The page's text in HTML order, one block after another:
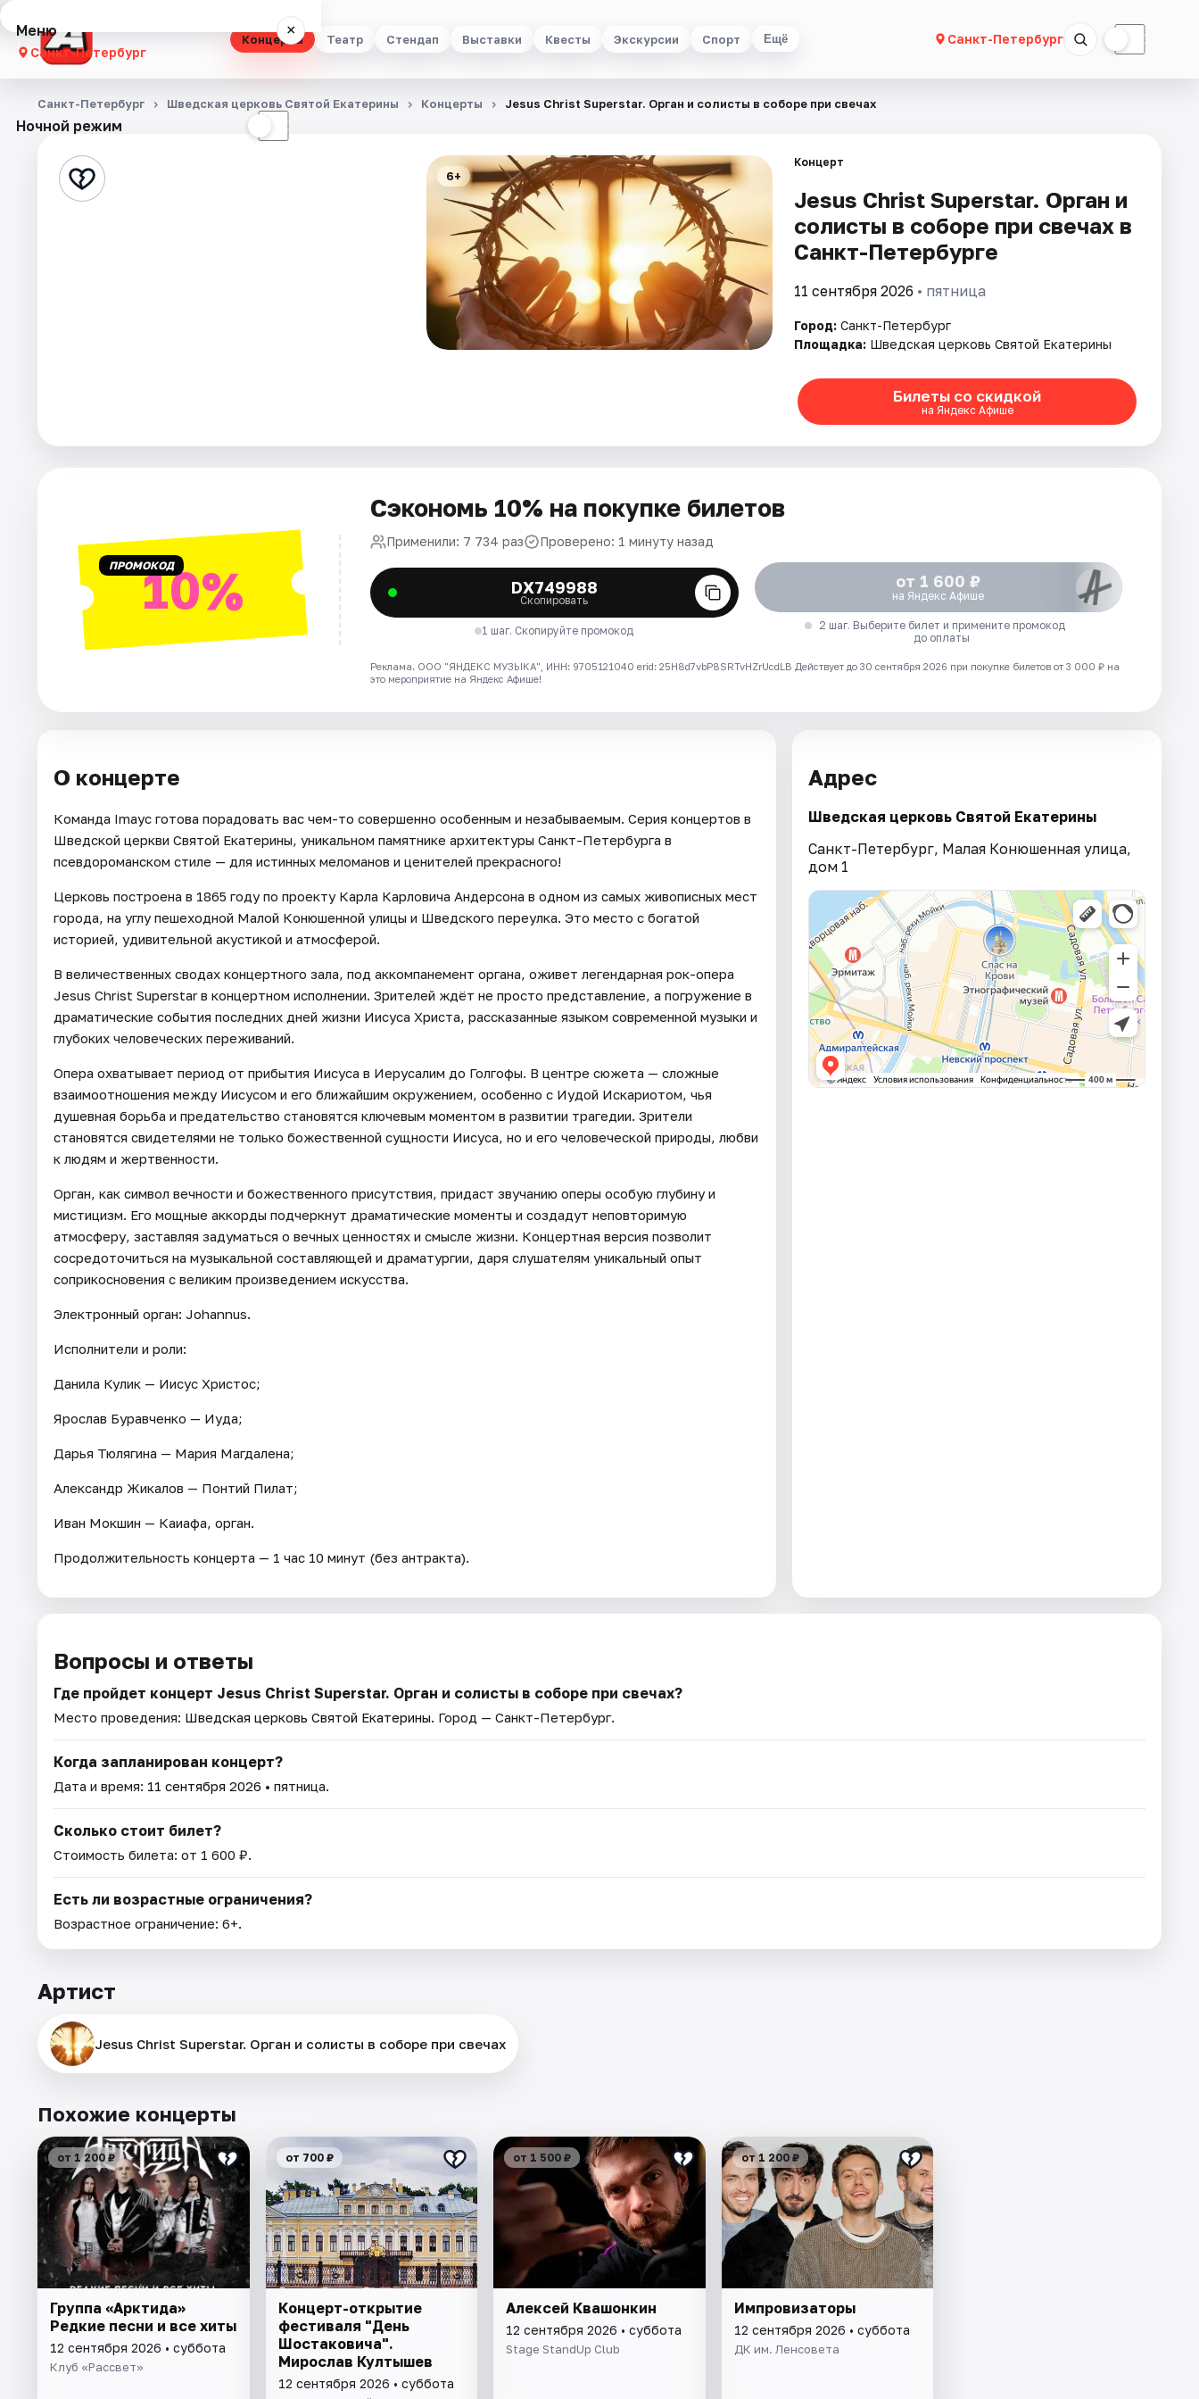
Концерты Театр Стендап Выставки Квесты Экскурсии Спорт Ещё Санкт-Петербург ☾
Меню ×
Санкт-Петербург
Концерты
Стендап
Города
Рейтинги
Ночной режим ☾
Санкт-Петербург Шведская церковь Святой Екатерины Концерты Jesus Christ Superstar. Орган и солисты в соборе при свечах
6+
Концерт
Jesus Christ Superstar. Орган и
солисты в соборе при свечах в
Санкт-Петербурге
11 сентября 2026 • пятница
Город: Санкт-Петербург
Площадка: Шведская церковь Святой Екатерины
Билеты со скидкой
на Яндекс Афише
ПРОМОКОД10%
Сэкономь 10% на покупке билетов
Применили: 7 734 раз Проверено: 1 минуту назад
DX749988
Скопировать
1 шаг. Скопируйте промокод
от 1 600 ₽
на Яндекс Афише
2 шаг. Выберите билет и примените промокод
до оплаты
Реклама. ООО "ЯНДЕКС МУЗЫКА", ИНН: 9705121040 erid: 25H8d7vbP8SRTvHZrUcdLB Действует до 30 сентября 2026 при покупке билетов от 3 000 ₽ на
это мероприятие на Яндекс Афише!
О концерте
Команда Imayc готова порадовать вас чем-то совершенно особенным и незабываемым. Серия концертов в
Шведской церкви Святой Екатерины, уникальном памятнике архитектуры Санкт-Петербурга в
псевдороманском стиле — для истинных меломанов и ценителей прекрасного!
Церковь построена в 1865 году по проекту Карла Карловича Андерсона в одном из самых живописных мест
города, на углу пешеходной Малой Конюшенной улицы и Шведского переулка. Это место с богатой
историей, удивительной акустикой и атмосферой.
В величественных сводах концертного зала, под аккомпанемент органа, оживет легендарная рок-опера
Jesus Christ Superstar в концертном исполнении. Зрителей ждёт не просто представление, а погружение в
драматические события последних дней жизни Иисуса Христа, рассказанные языком современной музыки и
глубоких человеческих переживаний.
Опера охватывает период от прибытия Иисуса в Иерусалим до Голгофы. В центре сюжета — сложные
взаимоотношения между Иисусом и его ближайшим окружением, особенно с Иудой Искариотом, чья
душевная борьба и предательство становятся ключевым моментом в развитии трагедии. Зрители
становятся свидетелями не только божественной сущности Иисуса, но и его человеческой природы, любви
к людям и жертвенности.
Орган, как символ вечности и божественного присутствия, придаст звучанию оперы особую глубину и
мистицизм. Его мощные аккорды подчеркнут драматические моменты и создадут неповторимую
атмосферу, заставляя задуматься о вечных ценностях и смысле жизни. Концертная версия позволит
сосредоточиться на музыкальной составляющей и драматургии, даря слушателям уникальный опыт
соприкосновения с великим произведением искусства.
Электронный орган: Johannus.
Исполнители и роли:
Данила Кулик — Иисус Христос;
Ярослав Буравченко — Иуда;
Дарья Тюлягина — Мария Магдалена;
Александр Жикалов — Понтий Пилат;
Иван Мокшин — Каиафа, орган.
Продолжительность концерта — 1 час 10 минут (без антракта).
Адрес
Шведская церковь Святой Екатерины
Санкт-Петербург, Малая Конюшенная улица,
дом 1
Вопросы и ответы
Где пройдет концерт Jesus Christ Superstar. Орган и солисты в соборе при свечах?
Место проведения: Шведская церковь Святой Екатерины. Город — Санкт-Петербург.
Когда запланирован концерт?
Дата и время: 11 сентября 2026 • пятница.
Сколько стоит билет?
Стоимость билета: от 1 600 ₽.
Есть ли возрастные ограничения?
Возрастное ограничение: 6+.
Артист
Jesus Christ Superstar. Орган и солисты в соборе при свечах
Похожие концерты
от 1 200 ₽
Группа «Арктида»
Редкие песни и все хиты
12 сентября 2026 • суббота
Клуб «Рассвет»
от 700 ₽
Концерт-открытие
фестиваля "День
Шостаковича".
Мирослав Култышев
12 сентября 2026 • суббота
от 1 500 ₽
Алексей Квашонкин
12 сентября 2026 • суббота
Stage StandUp Club
от 1 200 ₽
Импровизаторы
12 сентября 2026 • суббота
ДК им. Ленсовета